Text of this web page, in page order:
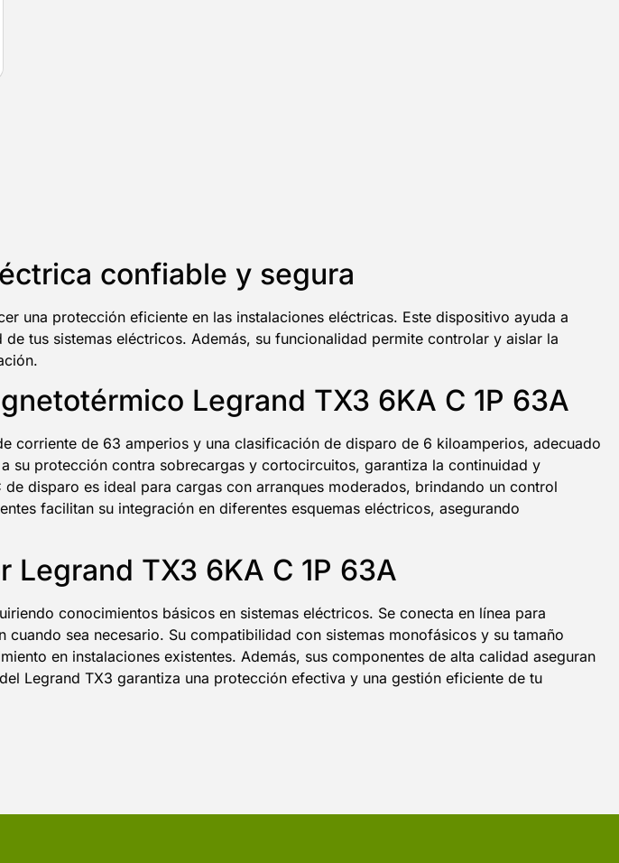
confiable y segura
una protección eficiente en las instalaciones eléctricas. Este dispositivo ayuda a
tus sistemas eléctricos. Además, su funcionalidad permite controlar y aislar la
Legrand TX3 6KA C 1P 63A
corriente de 63 amperios y una clasificación de disparo de 6 kiloamperios, adecuado
su protección contra sobrecargas y cortocircuitos, garantiza la continuidad y
disparo es ideal para cargas con arranques moderados, brindando un control
facilitan su integración en diferentes esquemas eléctricos, asegurando
TX3 6KA C 1P 63A
conocimientos básicos en sistemas eléctricos. Se conecta en línea para
sea necesario. Su compatibilidad con sistemas monofásicos y su tamaño
en instalaciones existentes. Además, sus componentes de alta calidad aseguran
Legrand TX3 garantiza una protección efectiva y una gestión eficiente de tu